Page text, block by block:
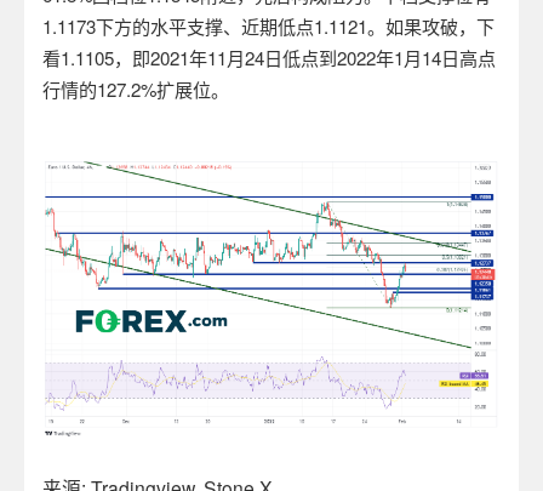
1.1173下方的水平支撑、近期低点1.1121。如果攻破，下
看1.1105，即2021年11月24日低点到2022年1月14日高点
行情的127.2%扩展位。